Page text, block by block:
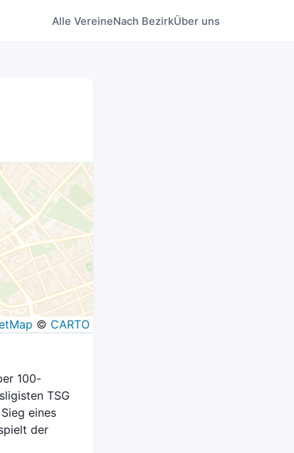
Alle VereineNach BezirkÜber uns
© CARTO
100-
TSG
eines
der